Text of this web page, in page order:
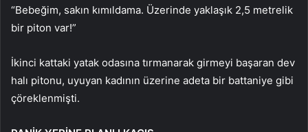
“Bebeğim, sakın kımıldama. Üzerinde yaklaşık 2,5 metrelik
bir piton var!”
İkinci kattaki yatak odasına tırmanarak girmeyi başaran dev
halı pitonu, uyuyan kadının üzerine adeta bir battaniye gibi
çöreklenmişti.